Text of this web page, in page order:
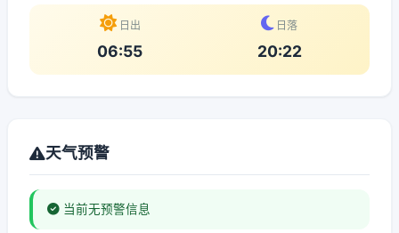
日出
06:55
日落
20:22
天气预警
当前无预警信息